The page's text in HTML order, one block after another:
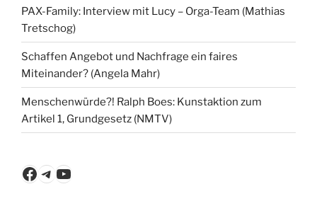
PAX-Family: Interview mit Lucy – Orga-Team (Mathias
Tretschog)
Schaffen Angebot und Nachfrage ein faires
Miteinander? (Angela Mahr)
Menschenwürde?! Ralph Boes: Kunstaktion zum
Artikel 1, Grundgesetz (NMTV)
Facebook
Telegram
YouTube